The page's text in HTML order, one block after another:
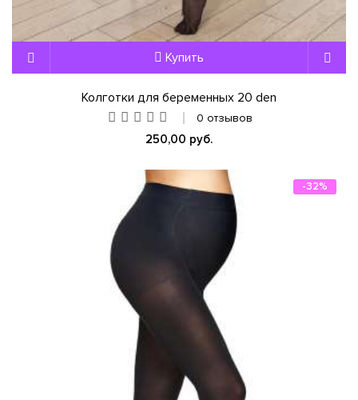
Купить
Колготки для беременных 20 den
0 отзывов
250,00 руб.
-32%